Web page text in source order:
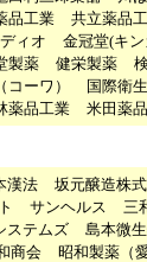
品工業 共立薬品
ィオ 金冠堂(キ
製薬 健栄製薬
コーワ） 国際衛
薬品工業 米田薬
漢法 坂元醸造株
サンヘルス 三
ステムズ 島本微
商会 昭和製薬（愛